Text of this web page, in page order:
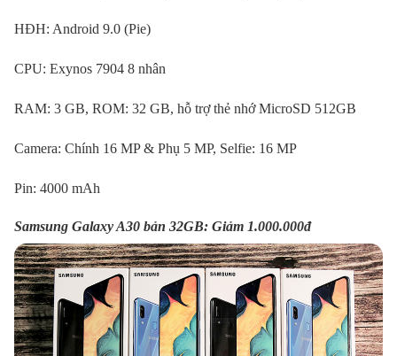
HĐH: Android 9.0 (Pie)
CPU: Exynos 7904 8 nhân
RAM: 3 GB, ROM: 32 GB, hỗ trợ thẻ nhớ MicroSD 512GB
Camera: Chính 16 MP & Phụ 5 MP, Selfie: 16 MP
Pin: 4000 mAh
Samsung Galaxy A30 bản 32GB: Giảm 1.000.000đ